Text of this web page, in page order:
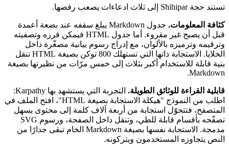
تستند حجة Shihipar إلى ثلاث ادعاءات يصعب رفضها.
كثافة المعلومات.
جدول Markdown يبلغ سقفه عند بضعة أعمدة
قبل أن يصبح غير مقروء. أما جدول HTML فيمكن فرزه وتصفيته
وترقيمه وترميزه بالألوان، مع إدراج رسوم بيانية مصغّرة داخل
الخلايا. الاستجابة ذاتها التي تستهلك 800 توكن بصيغة HTML تنقل
بنية قابلة للاستخدام أكبر بثلاث إلى خمس مرّات من نظيرتها بصيغة
Markdown.
قابلية القراءة للوثائق الطويلة.
التجربة التي يستشهد بها Karpathy:
اطلب من النموذج "هيكلة الاستجابة بصيغة HTML"، افتح الملف في
المتصفح، فتتحوّل استجابة من أربعة آلاف كلمة إلى محتوى يسهل
تصفّحه بأقسام قابلة للطي، وتنقل داخل الصفحة، ورسوم SVG
مدمجة. الاستجابة نفسها بصيغة Markdown الخام تبقى جدارًا من
النص يتجاوزه المستخدمون ويتركونه.